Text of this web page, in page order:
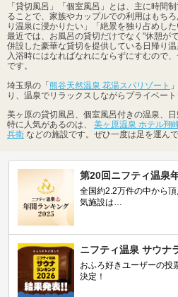
「貸切風呂」「個室風呂」とは、主に時間
ることで、家族やカップルでの利用はもち
り温泉に浸かりたい」「絶景を独り占めし
最近では、お風呂の貸切だけでなく"休憩が
併設した豪華な貸切を提供している日帰り温
入浴時にはなればなれにならずにすむので
です。
埼玉県の「熊谷天然温泉 花湯スパリゾート
り、温泉でリラックスしながらプライベート
美ヶ原の貸切風呂、個室風呂付きの温泉、
特に人気があるのは、 美ヶ原温泉 ホテル翔
兵衛 などの施設です。ぜひ一度は足を運ん
第20回ニフティ温泉
全国約2.2万件の中から
気施設は…
ニフティ温泉 サウナ
おふろ好きユーザーの投
決定！